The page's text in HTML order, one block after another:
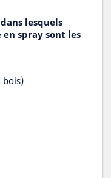
lesquels
spray sont les
bois)